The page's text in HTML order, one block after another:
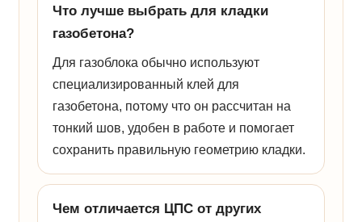
Что лучше выбрать для кладки
газобетона?
Для газоблока обычно используют
специализированный клей для
газобетона, потому что он рассчитан на
тонкий шов, удобен в работе и помогает
сохранить правильную геометрию кладки.
Чем отличается ЦПС от других